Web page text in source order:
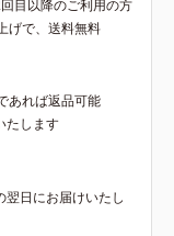
目以降のご利用の方
げで、送料無料
あれば返品可能
たします
日にお届けいたし